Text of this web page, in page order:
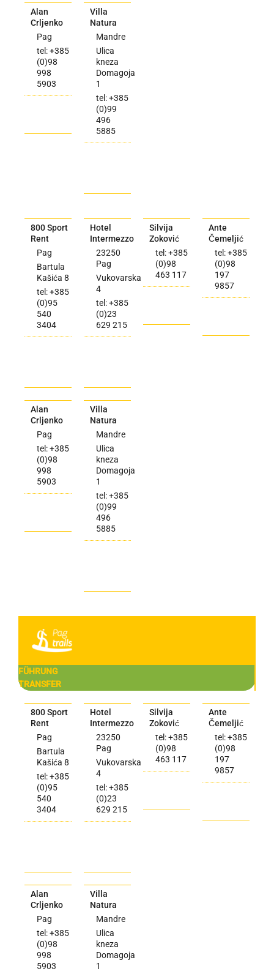
Alan
Crljenko
Pag
tel: +385
(0)98
998
5903
Villa
Natura
Mandre
Ulica
kneza
Domagoja
1
tel: +385
(0)99
496
5885
800 Sport
Rent
Pag
Bartula
Kašića 8
tel: +385
(0)95
540
3404
Hotel
Intermezzo
23250
Pag
Vukovarska
4
tel: +385
(0)23
629 215
Silvija
Zoković
tel: +385
(0)98
463 117
Ante
Čemeljić
tel: +385
(0)98
197
9857
Alan
Crljenko
Pag
tel: +385
(0)98
998
5903
Villa
Natura
Mandre
Ulica
kneza
Domagoja
1
tel: +385
(0)99
496
5885
FÜHRUNG
TRANSFER
800 Sport
Rent
Pag
Bartula
Kašića 8
tel: +385
(0)95
540
3404
Hotel
Intermezzo
23250
Pag
Vukovarska
4
tel: +385
(0)23
629 215
Silvija
Zoković
tel: +385
(0)98
463 117
Ante
Čemeljić
tel: +385
(0)98
197
9857
Alan
Crljenko
Pag
tel: +385
(0)98
998
5903
Villa
Natura
Mandre
Ulica
kneza
Domagoja
1